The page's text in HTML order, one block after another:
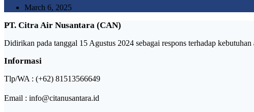
March 6, 2025
PT. Citra Air Nusantara (CAN)
Didirikan pada tanggal 15 Agustus 2024 sebagai respons terhadap
Informasi
Tlp/WA : (+62) 81513566649
Email : info@citanusantara.id